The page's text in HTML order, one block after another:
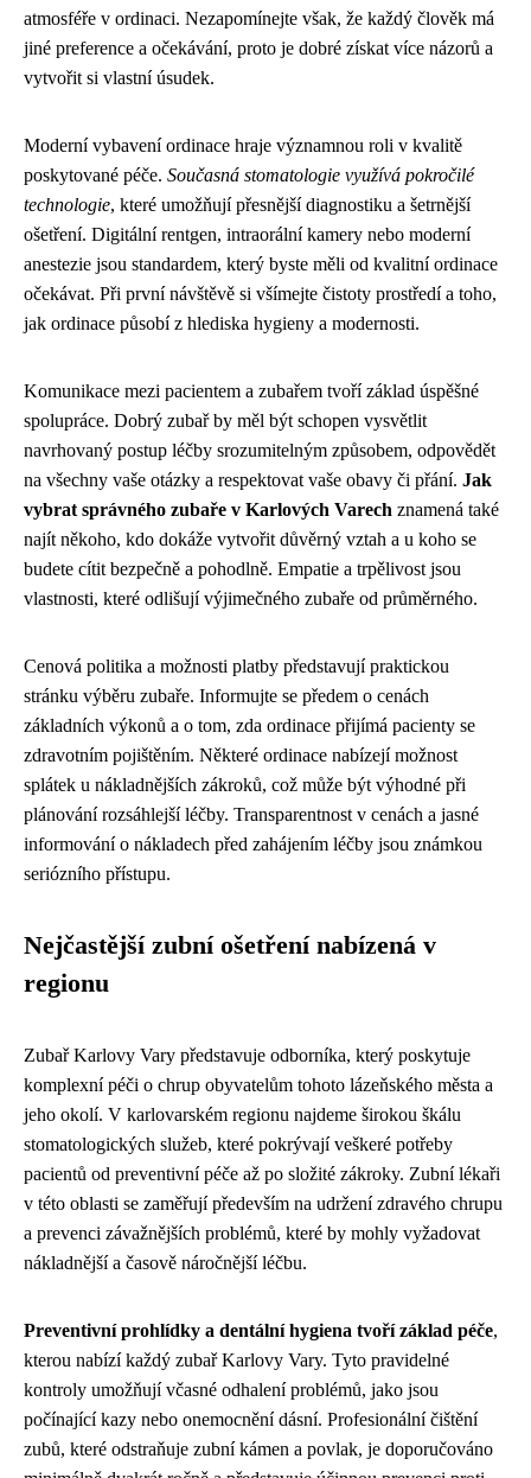
atmosféře v ordinaci. Nezapomínejte však, že každý člověk má
jiné preference a očekávání, proto je dobré získat více názorů a
vytvořit si vlastní úsudek.
Moderní vybavení ordinace hraje významnou roli v kvalitě
poskytované péče. Současná stomatologie využívá pokročilé
technologie, které umožňují přesnější diagnostiku a šetrnější
ošetření. Digitální rentgen, intraorální kamery nebo moderní
anestezie jsou standardem, který byste měli od kvalitní ordinace
očekávat. Při první návštěvě si všímejte čistoty prostředí a toho,
jak ordinace působí z hlediska hygieny a modernosti.
Komunikace mezi pacientem a zubařem tvoří základ úspěšné
spolupráce. Dobrý zubař by měl být schopen vysvětlit
navrhovaný postup léčby srozumitelným způsobem, odpovědět
na všechny vaše otázky a respektovat vaše obavy či přání. Jak
vybrat správného zubaře v Karlových Varech znamená také
najít někoho, kdo dokáže vytvořit důvěrný vztah a u koho se
budete cítit bezpečně a pohodlně. Empatie a trpělivost jsou
vlastnosti, které odlišují výjimečného zubaře od průměrného.
Cenová politika a možnosti platby představují praktickou
stránku výběru zubaře. Informujte se předem o cenách
základních výkonů a o tom, zda ordinace přijímá pacienty se
zdravotním pojištěním. Některé ordinace nabízejí možnost
splátek u nákladnějších zákroků, což může být výhodné při
plánování rozsáhlejší léčby. Transparentnost v cenách a jasné
informování o nákladech před zahájením léčby jsou známkou
seriózního přístupu.
Nejčastější zubní ošetření nabízená v
regionu
Zubař Karlovy Vary představuje odborníka, který poskytuje
komplexní péči o chrup obyvatelům tohoto lázeňského města a
jeho okolí. V karlovarském regionu najdeme širokou škálu
stomatologických služeb, které pokrývají veškeré potřeby
pacientů od preventivní péče až po složité zákroky. Zubní lékaři
v této oblasti se zaměřují především na udržení zdravého chrupu
a prevenci závažnějších problémů, které by mohly vyžadovat
nákladnější a časově náročnější léčbu.
Preventivní prohlídky a dentální hygiena tvoří základ péče,
kterou nabízí každý zubař Karlovy Vary. Tyto pravidelné
kontroly umožňují včasné odhalení problémů, jako jsou
počínající kazy nebo onemocnění dásní. Profesionální čištění
zubů, které odstraňuje zubní kámen a povlak, je doporučováno